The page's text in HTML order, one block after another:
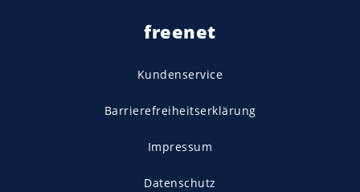
freenet
Kundenservice
Barrierefreiheitserklärung
Impressum
Datenschutz